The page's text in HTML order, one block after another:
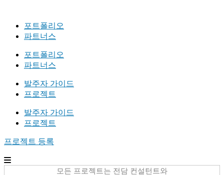
포트폴리오
파트너스
포트폴리오
파트너스
발주자 가이드
프로젝트
발주자 가이드
프로젝트
프로젝트 등록
모든 프로젝트는 전담 컨설턴트와